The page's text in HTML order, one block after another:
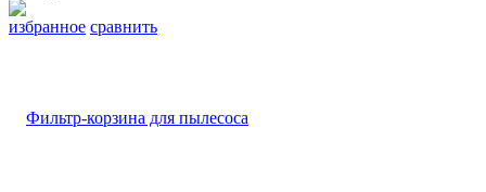
избранное сравнить